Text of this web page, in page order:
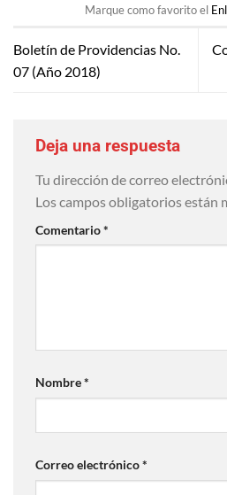
Marque como favorito el
Boletín de Providencias No.
07 (Año 2018)
Deja una respuesta
Tu dirección de correo
Los campos obligatorios están
Comentario*
Nombre*
Correo electrónico*